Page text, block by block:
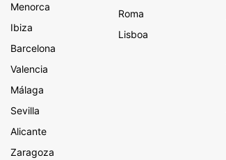
Menorca
Ibiza
Barcelona
Valencia
Málaga
Sevilla
Alicante
Zaragoza
Roma
Lisboa